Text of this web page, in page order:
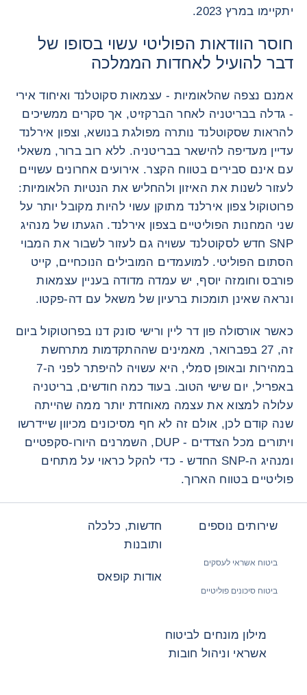
יתקיימו במרץ 2023.
חוסר הוודאות הפוליטי עשוי בסופו של
דבר להועיל לאחדות הממלכה
אמנם נצפה שהלאומיות - עצמאות סקוטלנד ואיחוד אירי
- גדלה בבריטניה לאחר הברקזיט, אך סקרים ממשיכים
להראות שסקוטלנד נותרה מפולגת בנושא, וצפון אירלנד
עדיין מעדיפה להישאר בבריטניה. ללא רוב ברור, משאלי
עם אינם סבירים בטווח הקצר. אירועים אחרונים עשויים
לעזור לשנות את האיזון ולהחליש את הנטיות הלאומיות:
פרוטוקול צפון אירלנד מתוקן עשוי להיות מקובל יותר על
שני המחנות הפוליטיים בצפון אירלנד. הגעתו של מנהיג
SNP חדש לסקוטלנד עשויה גם לעזור לשבור את המבוי
הסתום הפוליטי. למועמדים המובילים הנוכחיים, קייט
פורבס וחומזה יוסף, יש עמדה מדודה בעניין עצמאות
ונראה שאינן תומכות ברעיון של משאל עם דה-פקטו.
כאשר אורסולה פון דר ליין ורישי סונק דנו בפרוטוקול ביום
זה, 27 בפברואר, מאמינים שההתקדמות מתרחשת
במהירות ובאופן סמלי, היא עשויה להיפתר לפני ה-7
באפריל, יום שישי הטוב. בעוד כמה חודשים, בריטניה
עלולה למצוא את עצמה מאוחדת יותר ממה שהייתה
שנה קודם לכן, אולם זה לא חף מסיכונים מכיוון שיידרשו
ויתורים מכל הצדדים - DUP, השמרנים היורו-סקפטיים
ומנהיג ה-SNP החדש - כדי להקל כראוי על מתחים
פוליטיים בטווח הארוך.
שירותים נוספים
ביטוח אשראי לעסקים
ביטוח סיכונים פוליטיים
חדשות, כלכלה
ותובנות
אודות קופאס
מילון מונחים לביטוח
אשראי וניהול חובות